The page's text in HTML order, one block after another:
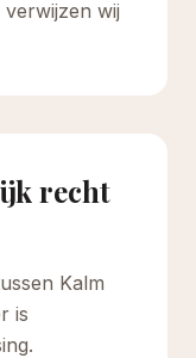
wij
recht
Kalm
is